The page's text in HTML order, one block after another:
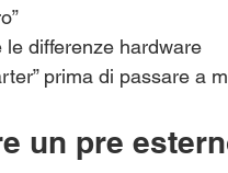
differenze hardware
prima di passare a
un pre